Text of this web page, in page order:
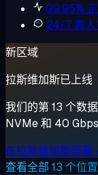
99.95%
24/7 真人
新区域
拉斯维加斯已上线
我们的第 13 个数
NVMe 和 40
在拉斯维加斯部署
查看全部 13 个位